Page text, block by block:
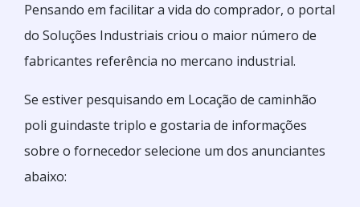
Pensando em facilitar a vida do comprador, o portal
do Soluções Industriais criou o maior número de
fabricantes referência no mercano industrial.
Se estiver pesquisando em Locação de caminhão
poli guindaste triplo e gostaria de informações
sobre o fornecedor selecione um dos anunciantes
abaixo: